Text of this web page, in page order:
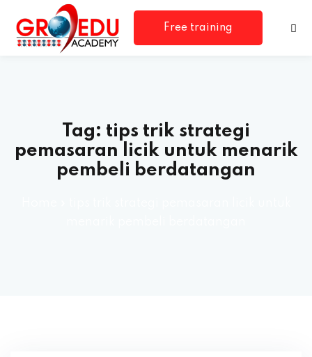
Free training
Tag: tips trik strategi
pemasaran licik untuk menarik
pembeli berdatangan